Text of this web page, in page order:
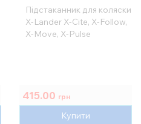
Підстаканник для коляски
X-Lander X-Cite, X-Follow,
X-Move, X-Pulse
415.00 грн
Купити